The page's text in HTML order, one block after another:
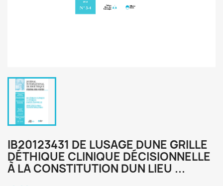
IB20123431 DE LUSAGE DUNE GRILLE
DÉTHIQUE CLINIQUE DÉCISIONNELLE
À LA CONSTITUTION DUN LIEU ...